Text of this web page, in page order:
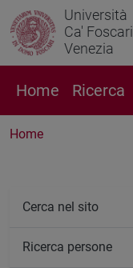
Università
Ca' Foscari
Venezia
Home Ricerca
Home
Cerca nel sito
Ricerca persone